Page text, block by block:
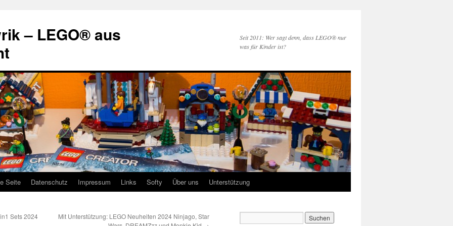
– LEGO® aus
Seit 2011: Wer sagt denn, dass LEGO® nur
was für Kinder ist?
Seite Datenschutz Impressum Links Softy Über uns Unterstützung
Sets 2024
Mit Unterstützung: LEGO Neuheiten 2024 Ninjago, Star